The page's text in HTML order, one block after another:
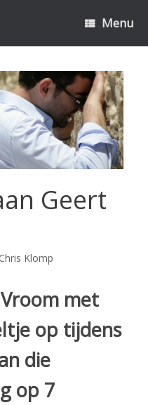
Menu
Geert
Chris Klomp
met
op tijdens
die
op 7